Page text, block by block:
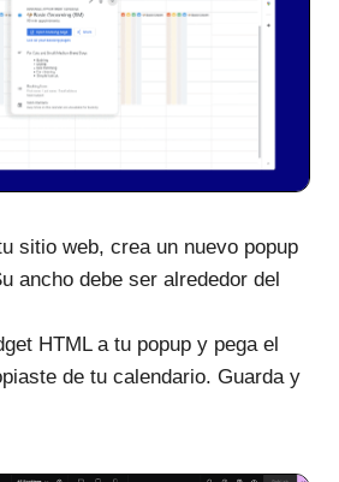
sitio web, crea un nuevo popup
ancho debe ser alrededor del
HTML a tu popup y pega el
de tu calendario. Guarda y